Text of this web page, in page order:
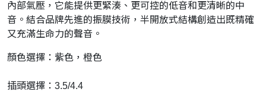
內部氣壓，它能提供更緊湊、更可控的低音和更清晰的中
音。結合品牌先進的振膜技術，半開放式結構創造出既精確
又充滿生命力的聲音。
顏色選擇：紫色，橙色
插頭選擇：3.5/4.4